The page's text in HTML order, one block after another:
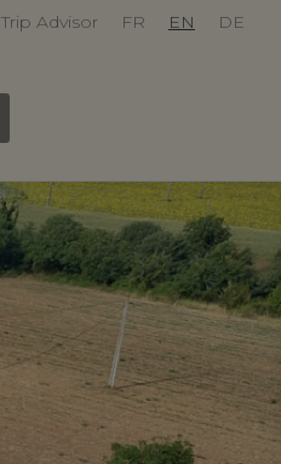
Trip Advisor FR EN DE